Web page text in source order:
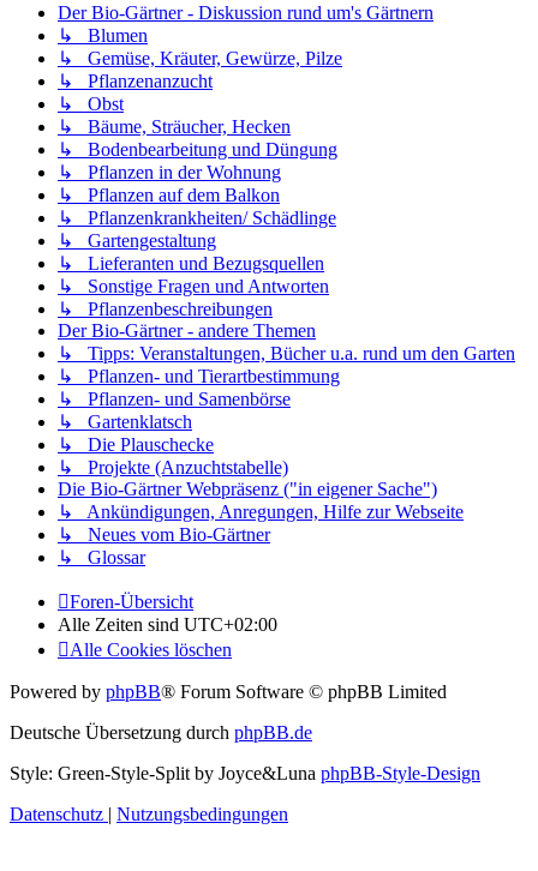
Der Bio-Gärtner - Diskussion rund um's Gärtnern
↳ Blumen
↳ Gemüse, Kräuter, Gewürze, Pilze
↳ Pflanzenanzucht
↳ Obst
↳ Bäume, Sträucher, Hecken
↳ Bodenbearbeitung und Düngung
↳ Pflanzen in der Wohnung
↳ Pflanzen auf dem Balkon
↳ Pflanzenkrankheiten/ Schädlinge
↳ Gartengestaltung
↳ Lieferanten und Bezugsquellen
↳ Sonstige Fragen und Antworten
↳ Pflanzenbeschreibungen
Der Bio-Gärtner - andere Themen
↳ Tipps: Veranstaltungen, Bücher u.a. rund um den Garten
↳ Pflanzen- und Tierartbestimmung
↳ Pflanzen- und Samenbörse
↳ Gartenklatsch
↳ Die Plauschecke
↳ Projekte (Anzuchtstabelle)
Die Bio-Gärtner Webpräsenz ("in eigener Sache")
↳ Ankündigungen, Anregungen, Hilfe zur Webseite
↳ Neues vom Bio-Gärtner
↳ Glossar
Foren-Übersicht
Alle Zeiten sind UTC+02:00
Alle Cookies löschen
Powered by phpBB® Forum Software © phpBB Limited
Deutsche Übersetzung durch phpBB.de
Style: Green-Style-Split by Joyce&Luna phpBB-Style-Design
Datenschutz | Nutzungsbedingungen